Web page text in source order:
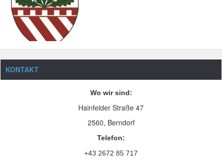
KONTAKT
Wo wir sind:
Hainfelder Straße 47
2560, Berndorf
Telefon:
+43 2672 85 717